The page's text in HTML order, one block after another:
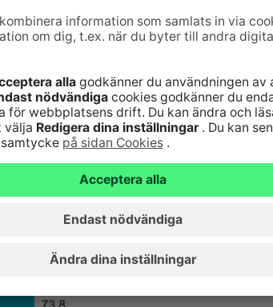
investerare 2024intervjuade cirka 1
genomfördes i november